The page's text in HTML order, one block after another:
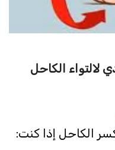
الكاحل
الكاحل إذا كنت: